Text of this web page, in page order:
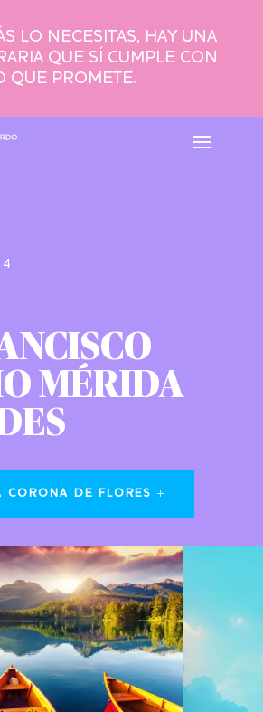
LO NECESITAS, HAY UNA
QUE SÍ CUMPLE CON
QUE PROMETE.
MÉRIDA
CORONA DE FLORES